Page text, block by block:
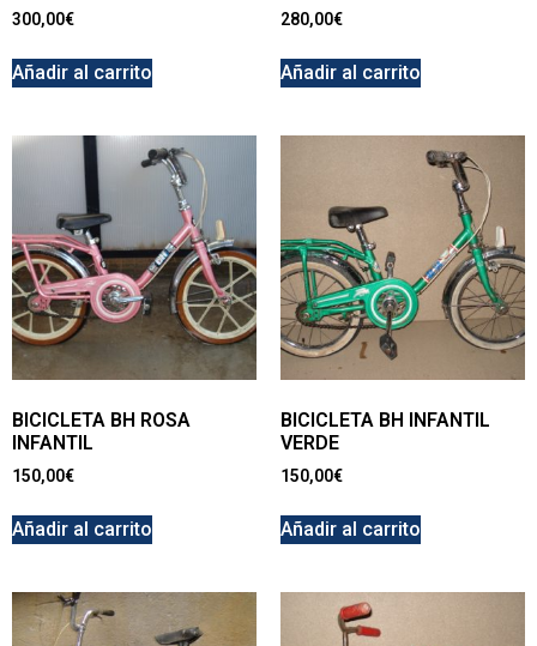
300,00€
Añadir al carrito
280,00€
Añadir al carrito
BICICLETA BH ROSA
INFANTIL
150,00€
Añadir al carrito
BICICLETA BH INFANTIL
VERDE
150,00€
Añadir al carrito